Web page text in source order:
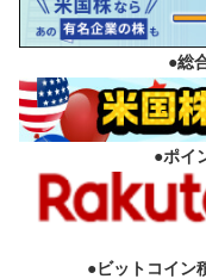
●総
●ポイ
●ビットコイン